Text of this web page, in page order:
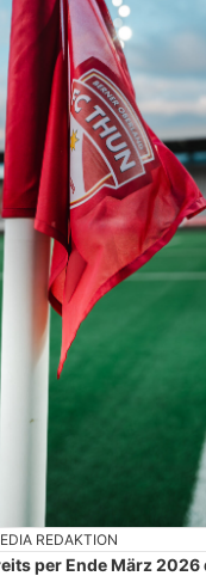
REDAKTION
per Ende März